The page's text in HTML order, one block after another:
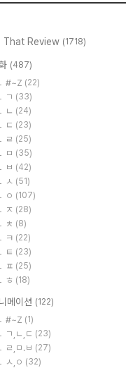
That Review (1718)
(487)
#~Z (22)
ㄱ (33)
ㄴ (24)
ㄷ (23)
ㄹ (25)
ㅁ (35)
ㅂ (42)
ㅅ (51)
ㅇ (107)
ㅈ (28)
ㅊ (8)
ㅋ (22)
ㅌ (23)
ㅍ (25)
ㅎ (18)
메이션 (122)
#~Z (1)
ㄱ,ㄴ,ㄷ (23)
ㄹ,ㅁ.ㅂ (27)
ㅅ,ㅇ (32)